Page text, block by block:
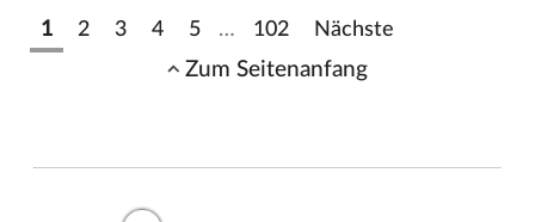
1 2 3 4 5 … 102 Nächste
Zum Seitenanfang